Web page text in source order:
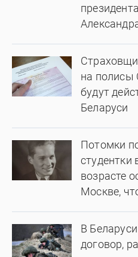
на полисы
будут
Беларуси
Потомки
студентки
возрасте
Москве,
В
договор,